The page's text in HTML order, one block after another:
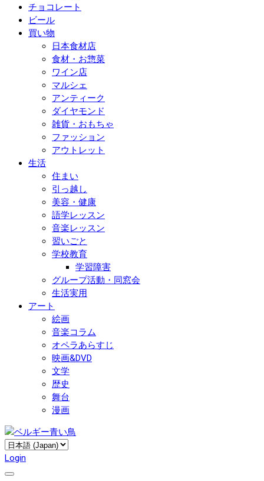
チョコレート
ビール
買い物
日本食材店
食材・お惣菜
ワイン店
マルシェ
アンティーク
ダイヤモンド
雑貨・おもちゃ
ファッション
アウトレット
生活
住まい
引っ越し
美容・健康
語学レッスン
音楽レッスン
習いごと
学校教育
学習障害
グループ活動・同窓会
生活実用
アート
絵画
音楽コラム
オペラあらすじ
映画&DVD
文学
歴史
舞台
漫画
Login